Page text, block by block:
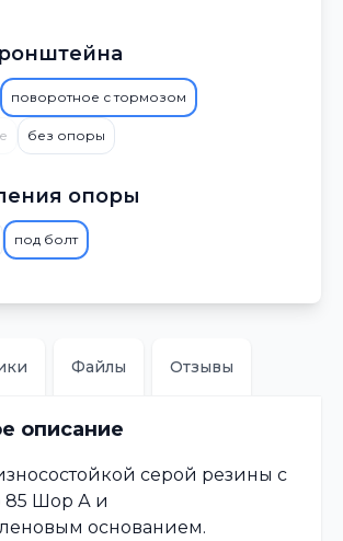
поворотное с тормозом
без опоры
опоры
под болт
Файлы Отзывы
описание
серой резины с
85 Шор А и
основанием.